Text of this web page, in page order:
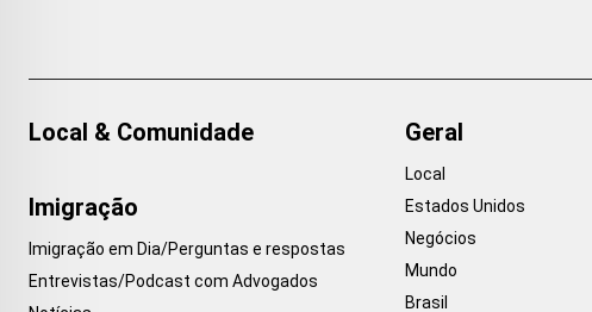
Local & Comunidade
Imigração
Imigração em Dia/Perguntas e respostas
Entrevistas/Podcast com Advogados
Geral
Local
Estados Unidos
Negócios
Mundo
Brasil